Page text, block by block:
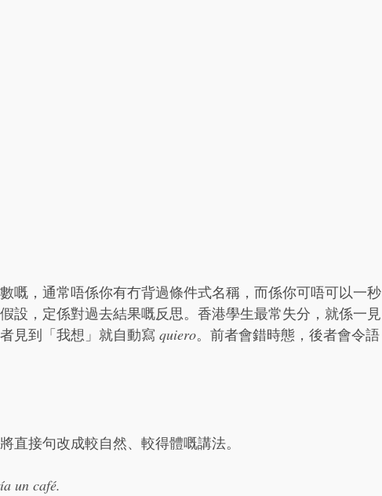
嘅，通常唔係你有冇背過條件式名稱，而係你可唔可以一秒
設，定係對過去結果嘅反思。香港學生最常失分，就係一見
見到「我想」就自動寫 quiero。前者會錯時態，後者會令語
直接句改成較自然、較得體嘅講法。
un café.